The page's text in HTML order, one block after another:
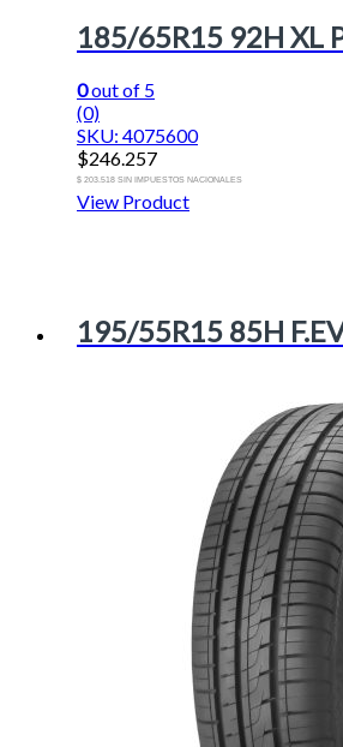
185/65R15 92H XL
0out of 5
(0)
SKU: 4075600
$246.257
$ 203.518 SIN IMPUESTOS NACIONALES
View Product
195/55R15 85H